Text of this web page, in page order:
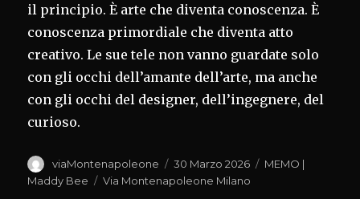
il principio. È arte che diventa conoscenza. È
conoscenza primordiale che diventa atto
creativo. Le sue tele non vanno guardate solo
con gli occhi dell’amante dell’arte, ma anche
con gli occhi del designer, dell’ingegnere, del
curioso.
Autore
viaMontenapoleone
Pubblicato
il
30 Marzo 2026 Categorie
MEMO |
Maddy Bee
Tag
Via Montenapoleone Milano